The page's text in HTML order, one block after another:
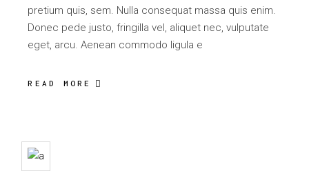
pretium quis, sem. Nulla consequat massa quis enim.
Donec pede justo, fringilla vel, aliquet nec, vulputate
eget, arcu. Aenean commodo ligula e
READ MORE